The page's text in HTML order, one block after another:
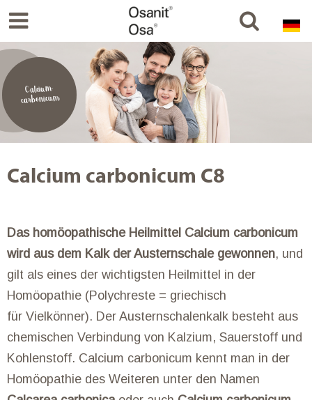
Calcium-
carbonicum
Calcium carbonicum C8
Das homöopathische Heilmittel Calcium carbonicum
wird aus dem Kalk der Austernschale gewonnen, und
gilt als eines der wichtigsten Heilmittel in der
Homöopathie (Polychreste = griechisch
für Vielkönner). Der Austernschalenkalk besteht aus
chemischen Verbindung von Kalzium, Sauerstoff und
Kohlenstoff. Calcium carbonicum kennt man in der
Homöopathie des Weiteren unter den Namen